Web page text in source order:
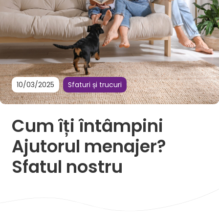
10/03/2025 Sfaturi și trucuri
Cum îți întâmpini
Ajutorul menajer?
Sfatul nostru